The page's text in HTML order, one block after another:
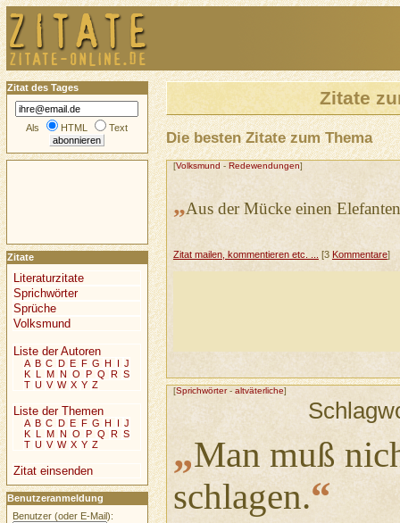
Zitate
Die besten Zitate zum Thema
[Volksmund - Redewendungen]
„Aus der Mücke einen
Zitat mailen, kommentieren etc. ... [3 Kommentare]
[Sprichwörter- altväterliche]
„Man muß
schlagen.“
Zitat des Tages
Als HTML Text
Zitate
Literaturzitate
Sprichwörter
Sprüche
Volksmund
Liste der Autoren
A B C D E F G H I J
K L M N O P Q R S
T U V W X Y Z
Liste der Themen
A B C D E F G H I J
K L M N O P Q R S
T U V W X Y Z
Zitat einsenden
Benutzeranmeldung
Benutzer (oder E-Mail):